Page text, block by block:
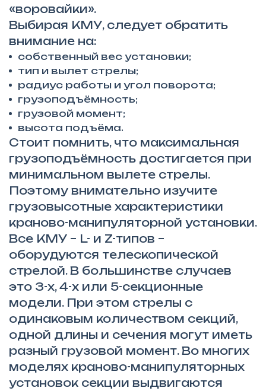
«воровайки».
Выбирая КМУ, следует обратить
внимание на:
собственный вес установки;
тип и вылет стрелы;
радиус работы и угол поворота;
грузоподъёмность;
грузовой момент;
высота подъёма.
Стоит помнить, что максимальная
грузоподъёмность достигается при
минимальном вылете стрелы.
Поэтому внимательно изучите
грузовысотные характеристики
краново-манипуляторной установки.
Все КМУ – L- и Z-типов –
оборудуются телескопической
стрелой. В большинстве случаев
это 3-х, 4-х или 5-секционные
модели. При этом стрелы с
одинаковым количеством секций,
одной длины и сечения могут иметь
разный грузовой момент. Во многих
моделях краново-манипуляторных
установок секции выдвигаются